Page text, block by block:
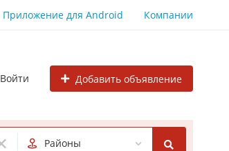
Приложение для Android Компании
Войти Добавить объявление
Районы